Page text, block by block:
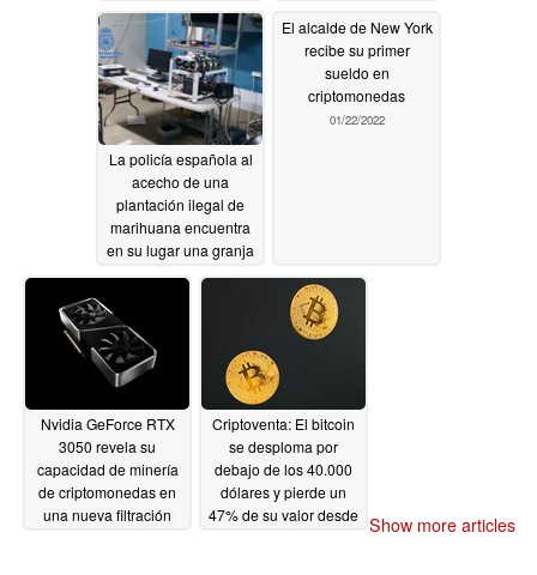
que cobra en
criptomonedas
01/29/2022
ya que sus propietarios
las utilizan para las
compras cotidianas
01/29/2022
La policía española al
acecho de una
plantación ilegal de
marihuana encuentra
en su lugar una granja
de minería de
El alcalde de New York
recibe su primer
sueldo en
criptomonedas
01/22/2022
Nvidia GeForce RTX
3050 revela su
capacidad de minería
de criptomonedas en
una nueva filtración
Criptoventa: El bitcoin
se desploma por
debajo de los 40.000
dólares y pierde un
47% de su valor desde Show more articles